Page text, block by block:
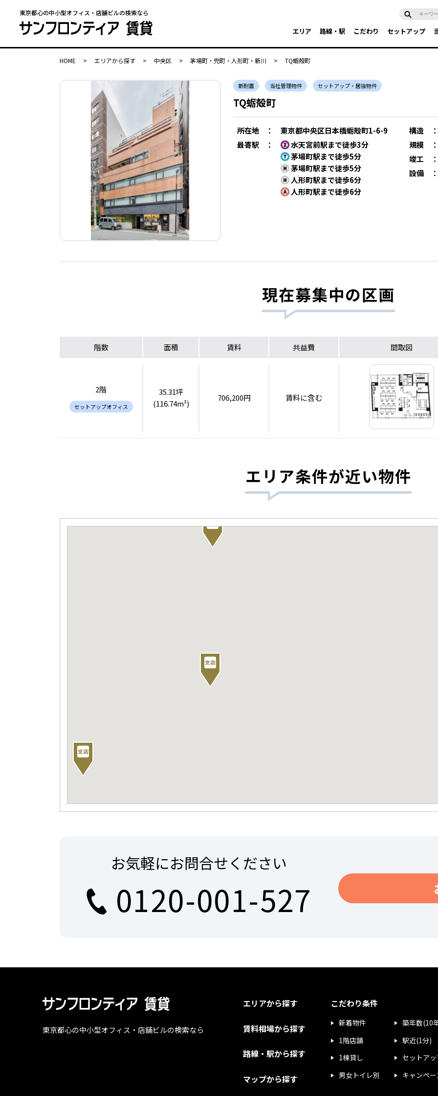
東京都心の中小型オフィス・店舗ビルの検索なら
エリア 路線・駅 こだわり セットアップ
HOME > エリアから探す > 中央区 > 茅場町・兜町・人形町・新川 > TQ蛎殻町
新耐震 当社管理物件 セットアップ・居抜物件
TQ蛎殻町
所在地 ：
東京都中央区日本橋蛎殻町1-6-9
最寄駅
：
水天宮前駅まで徒歩3分
茅場町駅まで徒歩5分
茅場町駅まで徒歩5分
人形町駅まで徒歩6分
人形町駅まで徒歩6分
構造 ：
規模
：
竣工
：
設備
：
現在募集中の区画
階数 面積 賃料 共益費 間取図
2階
セットアップオフィス
35.31坪
(116.74m²)
706,200円 賃料に含む
エリア条件が近い物件
お気軽にお問合せください
0120-001-527
東京都心の中小型オフィス・店舗ビルの検索なら
エリアから探す
賃料相場から探す
路線・駅から探す
マップから探す
こだわり条件
新着物件
築年数(10
1階店舗
駅近(1分)
1棟貸し
セットア
男女トイレ別
キャンペ